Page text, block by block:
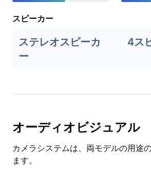
スピーカー
ステレオスピーカ
ー
4ス
オーディオビジュアル
カメラシステムは、両モデルの用途
ます。